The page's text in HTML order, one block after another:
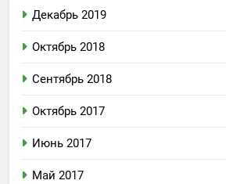
Декабрь 2019
Октябрь 2018
Сентябрь 2018
Октябрь 2017
Июнь 2017
Май 2017